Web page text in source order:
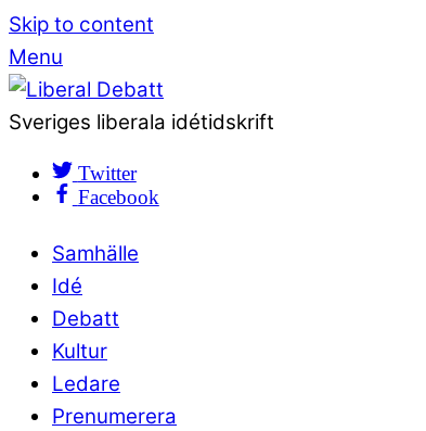
Skip to content
Menu
Sveriges liberala idétidskrift
Twitter
Facebook
Samhälle
Idé
Debatt
Kultur
Ledare
Prenumerera